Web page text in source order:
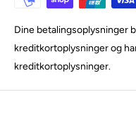
Dine betalingsoplysninger
kreditkortoplysninger og
kreditkortoplysninger.